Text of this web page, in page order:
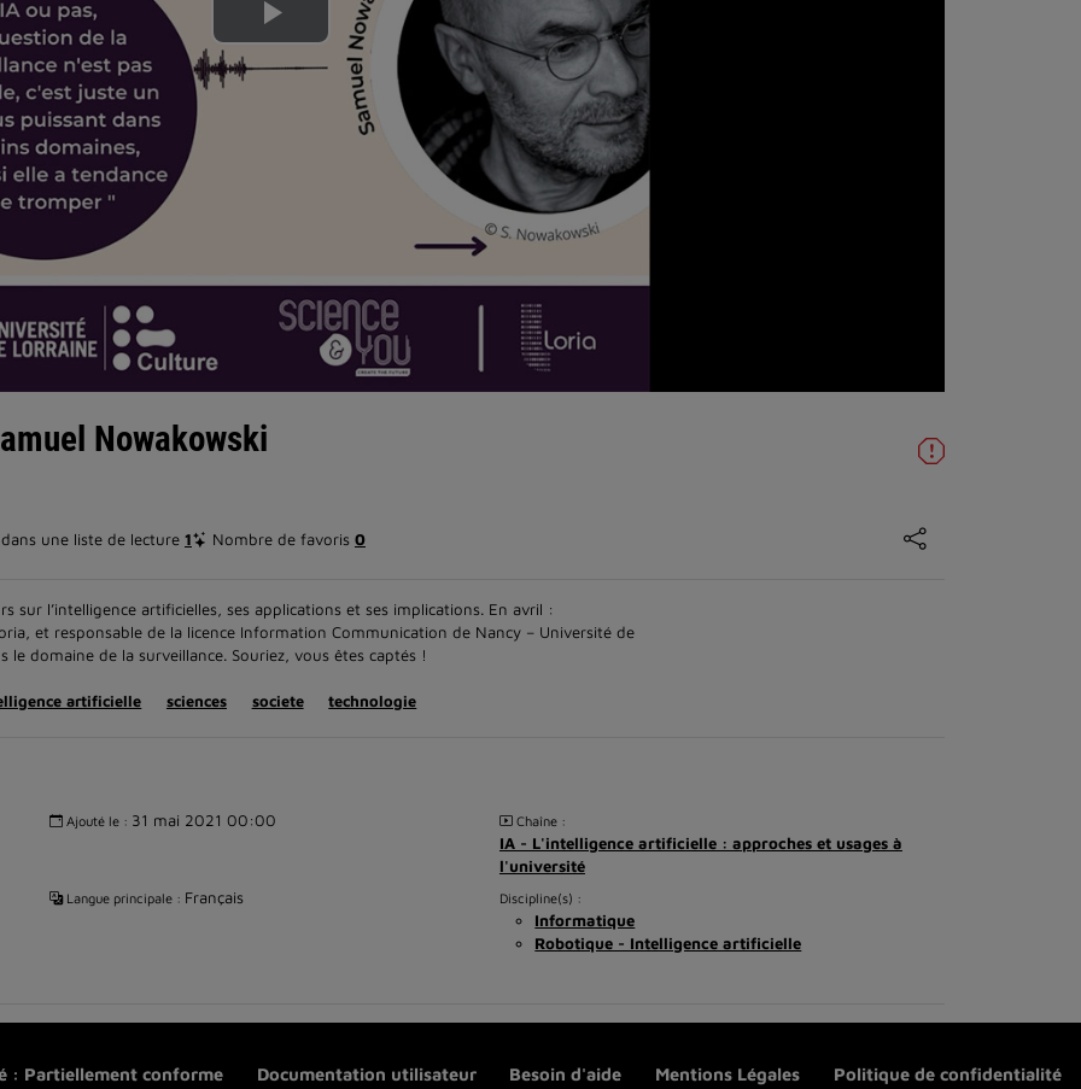
Lire
Nowakowski
une liste de lecture 1 Nombre de favoris 0
sur l’intelligence artificielles, ses applications et ses implications. En avril :
et responsable de la licence Information Communication de Nancy – Université de
domaine de la surveillance. Souriez, vous êtes captés !
artificielle sciences societe technologie
Ajouté le : 31 mai 2021 00:00 Chaîne :
IA - L'intelligence artificielle : approches et usages à
l'université
Langue principale : Français Discipline(s) :
Informatique
Robotique - Intelligence artificielle
: Partiellement conforme Documentation utilisateur Besoin d'aide Mentions Légales Politique de confidentialité